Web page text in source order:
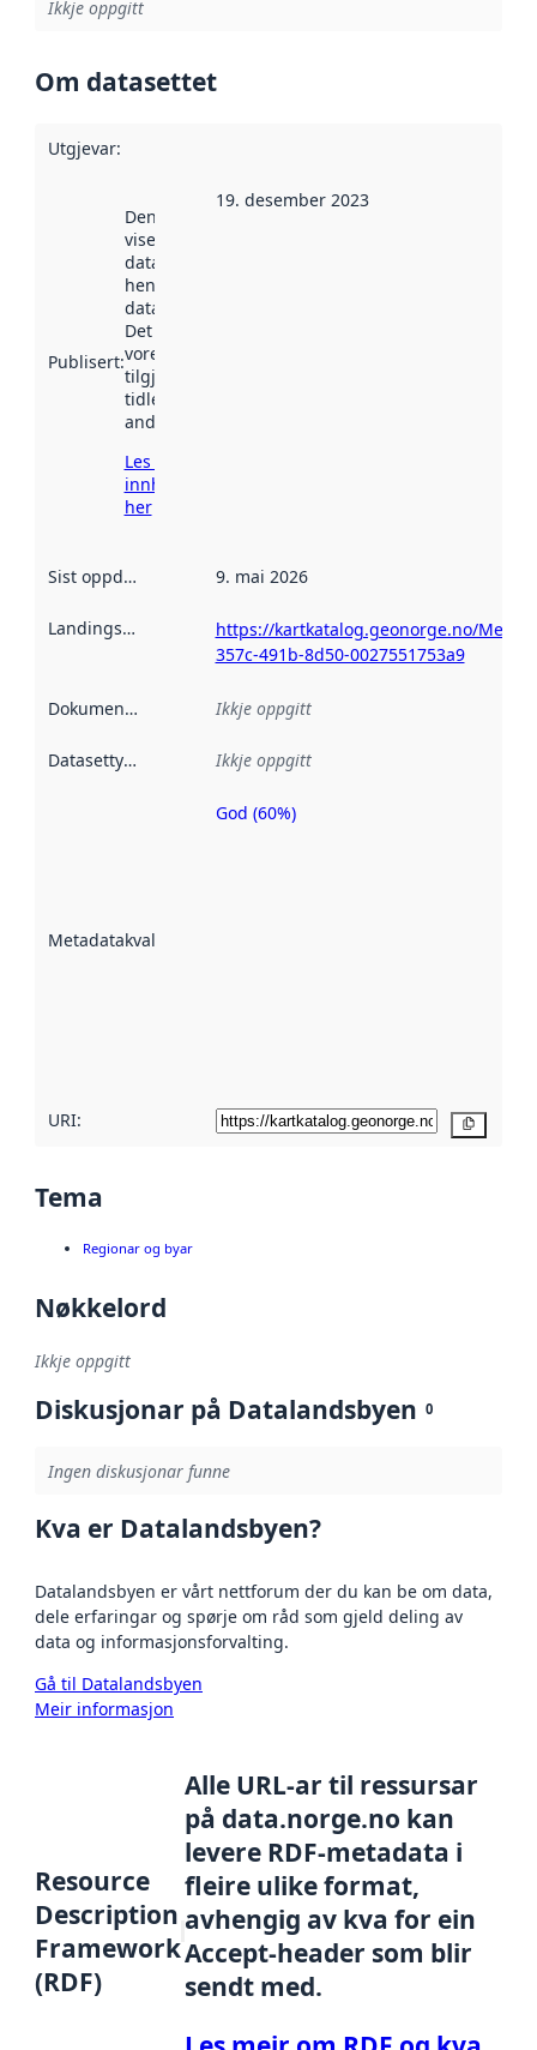
Ikkje oppgitt
Om datasettet
Utgjevar:
Publisert:
Denne datoen
viser når
datasettet vart
henta inn av
data.norge.no.
Det kan ha
vore
tilgjengeleg
tidlegare
andre stader.
Les meir om
innhenting
her
19. desember 2023
Sist oppdatert 9. mai 2026
Landingsside
https://kartkatalog.geonorge.no/
357c-491b-8d50-0027551753a9
Dokumentasjon Ikkje oppgitt
Datasettype Ikkje oppgitt
Metadatakvalitet
Metadatakvalitet
God (60%)
URI:
Tema
Regionar og byar
Nøkkelord
Ikkje oppgitt
Diskusjonar på Datalandsbyen 0
Ingen diskusjonar funne
Kva er Datalandsbyen?
Datalandsbyen er vårt nettforum der du kan be om data,
dele erfaringar og spørje om råd som gjeld deling av
data og informasjonsforvalting.
Gå til Datalandsbyen
Meir informasjon
Resource
Description
Framework
(RDF)
Alle URL-ar til ressursar
på data.norge.no kan
levere RDF-metadata i
fleire ulike format,
avhengig av kva for ein
Accept-header som blir
sendt med.